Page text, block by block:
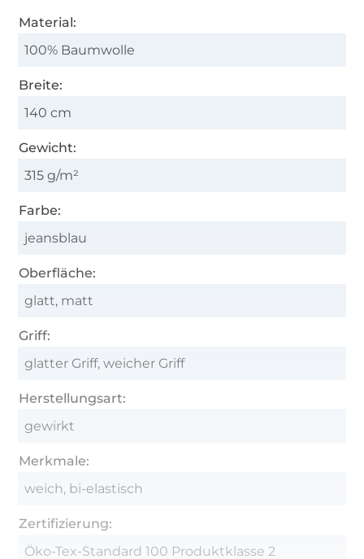
Material:
100% Baumwolle
Breite:
140 cm
Gewicht:
315 g/m²
Farbe:
jeansblau
Oberfläche:
glatt, matt
Griff:
glatter Griff, weicher Griff
Herstellungsart:
gewirkt
Merkmale:
weich, bi-elastisch
Zertifizierung:
Öko-Tex-Standard 100 Produktklasse 2